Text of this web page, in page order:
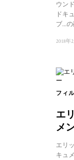
ウン
ドキ
ブ...
2018年
フィ
エ
メ
エリ
キュ